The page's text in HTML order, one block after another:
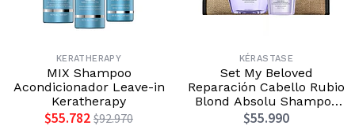
KERATHERAPY
MIX Shampoo
Acondicionador Leave-in
Keratherapy
$55.782 $92.970
KÉRASTASE
Set My Beloved
Reparación Cabello Rubio
Blond Absolu Shampoo
250ml + Aceite Huile
50ml Kérastase
$55.990